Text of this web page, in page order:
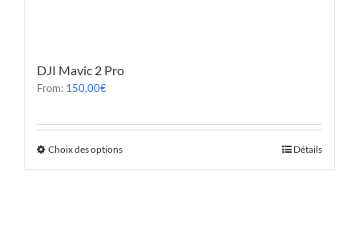
DJI Mavic 2 Pro
From: 150,00€
Choix des options Détails